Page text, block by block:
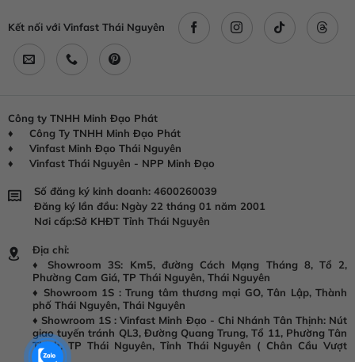
Kết nối với Vinfast Thái Nguyên
Công ty TNHH Minh Đạo Phát
♦ Công Ty TNHH Minh Đạo Phát
♦ Vinfast Minh Đạo Thái Nguyên
♦ Vinfast Thái Nguyên - NPP Minh Đạo
Số đăng ký kinh doanh: 4600260039
Đăng ký lần đầu: Ngày 22 tháng 01 năm 2001
Nơi cấp:Sở KHĐT Tỉnh Thái Nguyên
Địa chỉ:
♦ Showroom 3S: Km5, đường Cách Mạng Tháng 8, Tổ 2,
Phường Cam Giá, TP Thái Nguyên, Thái Nguyên
♦ Showroom 1S : Trung tâm thương mại GO, Tân Lập, Thành
phố Thái Nguyên, Thái Nguyên
♦ Showroom 1S :Vinfast Minh Đạo - Chi Nhánh Tân Thịnh: Nút
giao tuyến tránh QL3, Đường Quang Trung, Tổ 11, Phường Tân
Thịnh, TP Thái Nguyên, Tỉnh Thái Nguyên ( Chân Cầu Vượt
Đán )